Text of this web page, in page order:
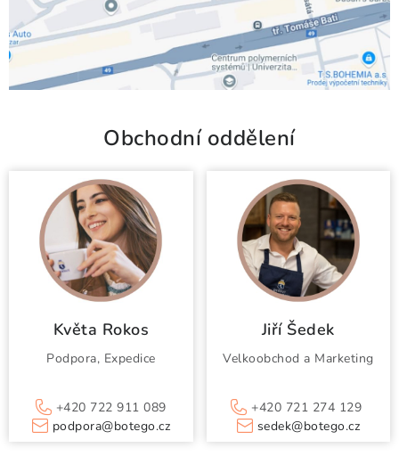
Obchodní oddělení
Květa Rokos
Podpora, Expedice
+420 722 911 089
podpora@botego.cz
Jiří Šedek
Velkoobchod a Marketing
+420 721 274 129
sedek@botego.cz